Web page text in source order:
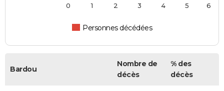
Personnes décédées
0 1 2 3 4 5 6
Bardou
Nombre de
décès
% des
décès